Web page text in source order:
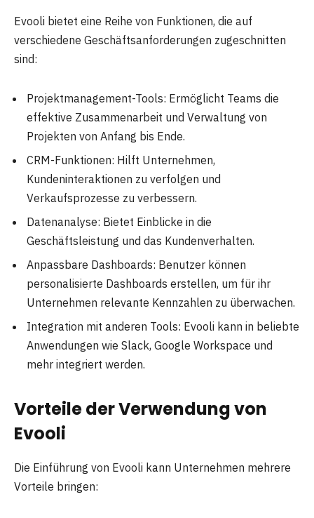
Evooli bietet eine Reihe von Funktionen, die auf
verschiedene Geschäftsanforderungen zugeschnitten
sind:
Projektmanagement-Tools: Ermöglicht Teams die
effektive Zusammenarbeit und Verwaltung von
Projekten von Anfang bis Ende.
CRM-Funktionen: Hilft Unternehmen,
Kundeninteraktionen zu verfolgen und
Verkaufsprozesse zu verbessern.
Datenanalyse: Bietet Einblicke in die
Geschäftsleistung und das Kundenverhalten.
Anpassbare Dashboards: Benutzer können
personalisierte Dashboards erstellen, um für ihr
Unternehmen relevante Kennzahlen zu überwachen.
Integration mit anderen Tools: Evooli kann in beliebte
Anwendungen wie Slack, Google Workspace und
mehr integriert werden.
Vorteile der Verwendung von
Evooli
Die Einführung von Evooli kann Unternehmen mehrere
Vorteile bringen: